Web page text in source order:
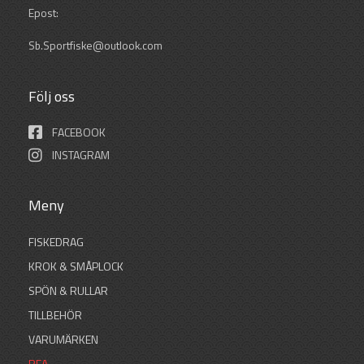
Epost:
Sb.Sportfiske@outlook.com
Följ oss
FACEBOOK
INSTAGRAM
Meny
FISKEDRAG
KROK & SMÅPLOCK
SPÖN & RULLAR
TILLBEHÖR
VARUMÄRKEN